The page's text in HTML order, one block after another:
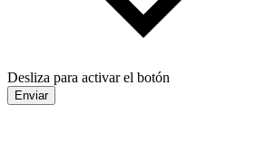
Desliza para activar el botón
Enviar